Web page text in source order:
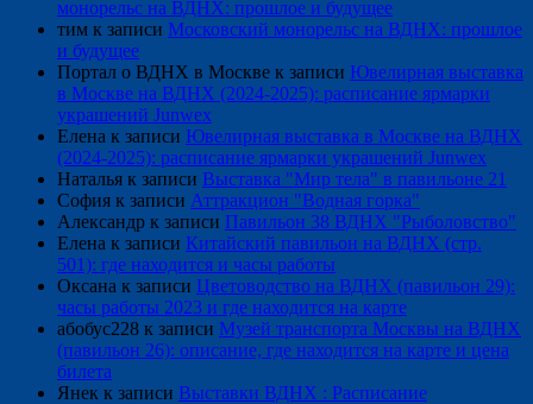
монорельс на ВДНХ: прошлое и будущее
тим к записи Московский монорельс на ВДНХ: прошлое
и будущее
Портал о ВДНХ в Москве к записи Ювелирная выставка
в Москве на ВДНХ (2024-2025): расписание ярмарки
украшений Junwex
Елена к записи Ювелирная выставка в Москве на ВДНХ
(2024-2025): расписание ярмарки украшений Junwex
Наталья к записи Выставка "Мир тела" в павильоне 21
София к записи Аттракцион "Водная горка"
Александр к записи Павильон 38 ВДНХ "Рыболовство"
Елена к записи Китайский павильон на ВДНХ (стр.
501): где находится и часы работы
Оксана к записи Цветоводство на ВДНХ (павильон 29):
часы работы 2023 и где находится на карте
абобус228 к записи Музей транспорта Москвы на ВДНХ
(павильон 26): описание, где находится на карте и цена
билета
Янек к записи Выставки ВДНХ : Расписание